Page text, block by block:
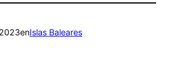
enIslas Baleares